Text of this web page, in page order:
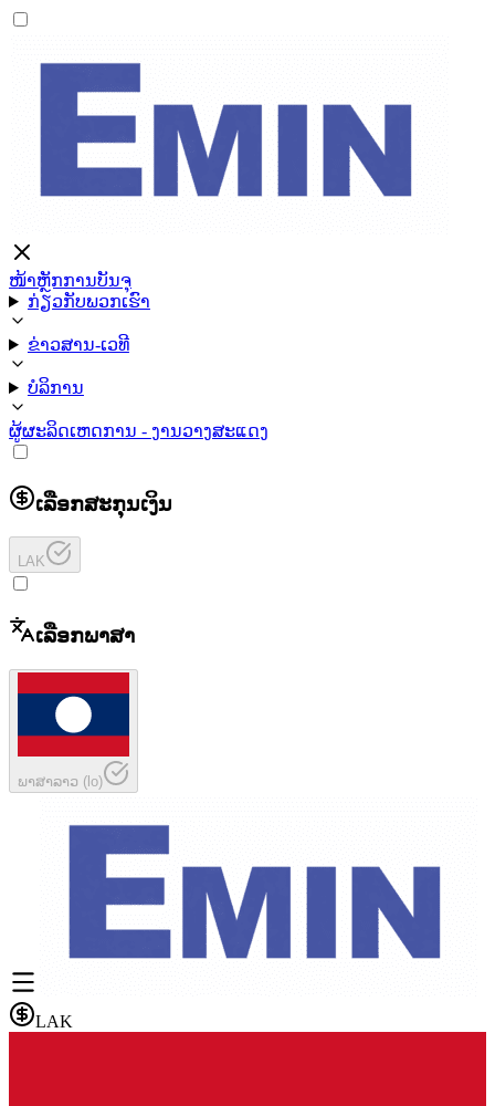
ໜ້າຫຼັກການບັນຈຸ
ກ່ຽວກັບພວກເຮົາ
ຂ່າວສານ-ເວທີ
ບໍລິການ
ຜູ້ຜະລິດເຫດການ - ງານວາງສະແດງ
ເລືອກສະກຸນເງິນ
LAK
ເລືອກພາສາ
ພາສາລາວ (lo)
LAK